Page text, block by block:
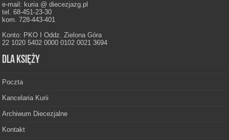
e-mail: kuria @ diecezjazg.pl
tel. 68-451-23-30
kom. 728-443-401
Konto: PKO I Oddz. Zielona Góra
22 1020 5402 0000 0102 0021 3694
Dla księży
Poczta
Kancelaria Kurii
Archiwum Diecezjalne
Kontakt